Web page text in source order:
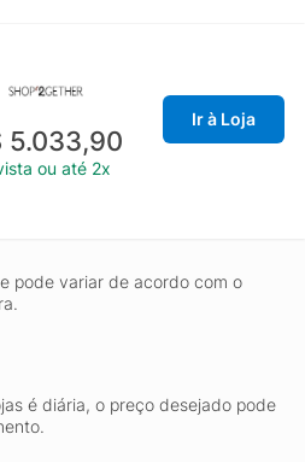
5.033,90
ou até 2x
Ir à Loja
pode variar de acordo com o
é diária, o preço desejado pode